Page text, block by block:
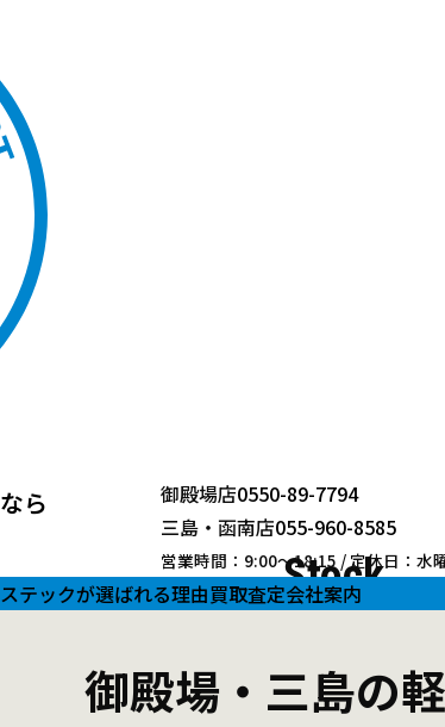
ら
御殿場店0550-89-7794
三島・函南店055-960-8585
営業時間：9:00～18:15 / 定休日：水
ステックが選ばれる理由買取査定会社案内
御殿場・三島の
Stock